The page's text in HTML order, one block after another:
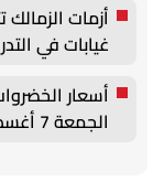
أزمات
غيابات في
أسعار
الجمعة 7 أغسطس